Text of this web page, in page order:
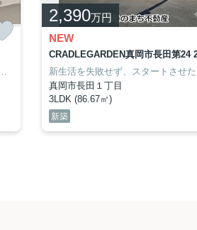
2,390万円
NEW
CRADLEGARDEN真岡市長田第24
真岡市長田１丁目
3LDK (86.67㎡)
新築